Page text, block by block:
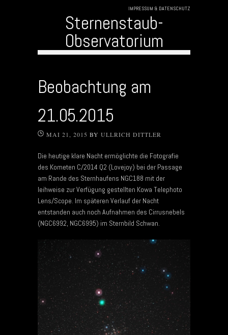
IMPRESSUM & DATENSCHUTZ
Sternenstaub-
Observatorium
Beobachtung am
21.05.2015
MAI 21, 2015 BY ULLRICH DITTLER
Die heutige klare Nacht ermöglichte die Fotografie
des Kometen C/2014 Q2 (Lovejoy) bei der Passage
am Rande des Sternhaufens NGC188 mit der
leihweise zur Verfügung gestellten Kowa Telephoto
Lens/Scope. Im späteren Verlauf der Nacht
entstanden auch noch Aufnahmen des Cirrusnebels
(NGC6992, NGC6995) im Sternbild Schwan.